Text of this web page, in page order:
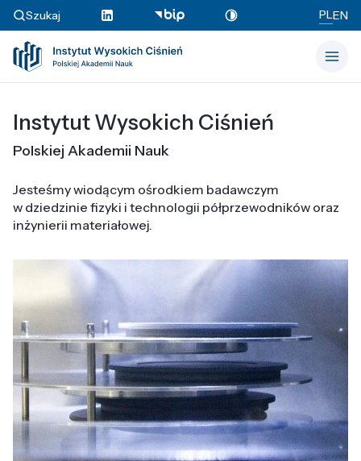
Szukaj PLEN
Instytut Wysokich Ciśnień
Polskiej Akademii Nauk
Jesteśmy wiodącym ośrodkiem badawczym
w dziedzinie fizyki i technologii półprzewodników oraz
inżynierii materiałowej.